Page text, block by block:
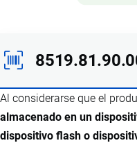
Al considerarse que el
almacenado en un
dispositivo flash o